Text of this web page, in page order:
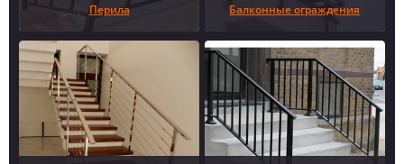
Перила Балконные ограждения